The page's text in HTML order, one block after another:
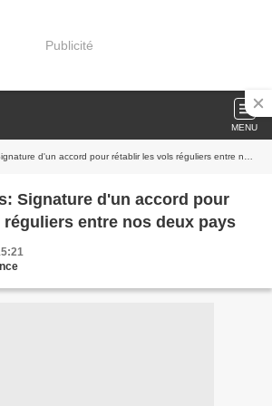
Publicité
MENU
d'un accord pour rétablir les vols réguliers entre nos deux pays
Signature d'un accord pour
entre nos deux pays